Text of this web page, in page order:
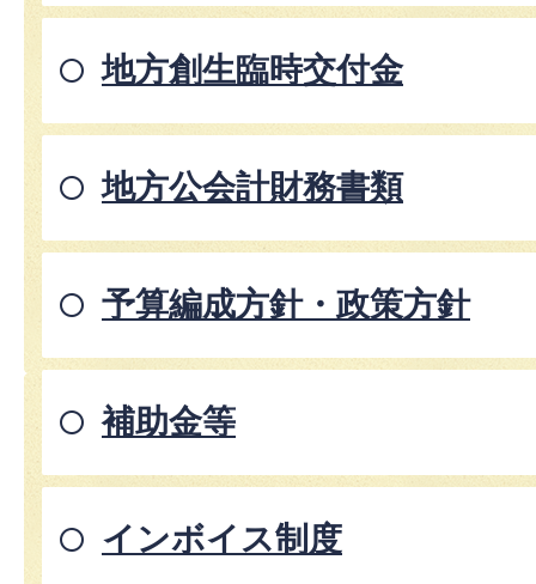
地方創生臨時交付金
地方公会計財務書類
予算編成方針・政策方針
補助金等
インボイス制度